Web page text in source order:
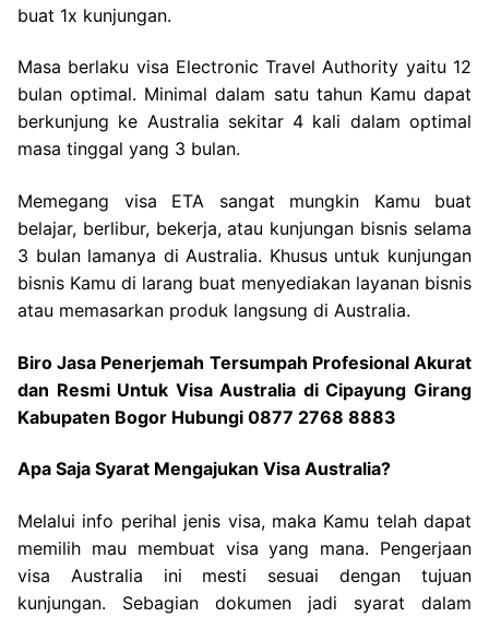
buat 1x kunjungan.
Masa berlaku visa Electronic Travel Authority yaitu 12
bulan optimal. Minimal dalam satu tahun Kamu dapat
berkunjung ke Australia sekitar 4 kali dalam optimal
masa tinggal yang 3 bulan.
Memegang visa ETA sangat mungkin Kamu buat
belajar, berlibur, bekerja, atau kunjungan bisnis selama
3 bulan lamanya di Australia. Khusus untuk kunjungan
bisnis Kamu di larang buat menyediakan layanan bisnis
atau memasarkan produk langsung di Australia.
Biro Jasa Penerjemah Tersumpah Profesional Akurat
dan Resmi Untuk Visa Australia di Cipayung Girang
Kabupaten Bogor Hubungi 0877 2768 8883
Apa Saja Syarat Mengajukan Visa Australia?
Melalui info perihal jenis visa, maka Kamu telah dapat
memilih mau membuat visa yang mana. Pengerjaan
visa Australia ini mesti sesuai dengan tujuan
kunjungan. Sebagian dokumen jadi syarat dalam